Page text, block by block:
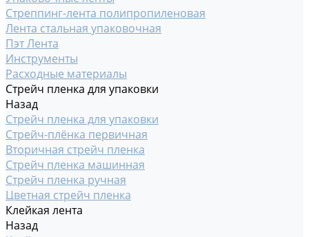
Стреппинг-лента полипропиленовая
Лента стальная упаковочная
Пэт Лента
Инструменты
Расходные материалы
Стрейч пленка для упаковки
Назад
Стрейч пленка для упаковки
Стрейч-плёнка первичная
Вторичная стрейч пленка
Стрейч пленка машинная
Стрейч пленка ручная
Цветная стрейч пленка
Клейкая лента
Назад